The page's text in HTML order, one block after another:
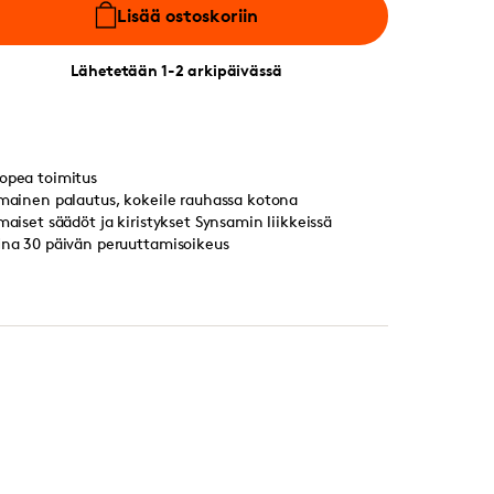
Lisää ostoskoriin
Lähetetään 1-2 arkipäivässä
toimitus
palautus, kokeile rauhassa kotona
säädöt ja kiristykset Synsamin liikkeissä
30 päivän peruuttamisoikeus